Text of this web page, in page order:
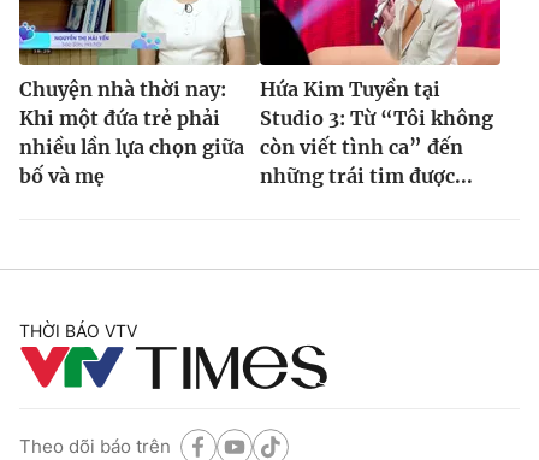
Chuyện nhà thời nay:
Khi một đứa trẻ phải
nhiều lần lựa chọn giữa
bố và mẹ
Hứa Kim Tuyền tại
Studio 3: Từ “Tôi không
còn viết tình ca” đến
những trái tim được...
THỜI BÁO VTV
Theo dõi báo trên